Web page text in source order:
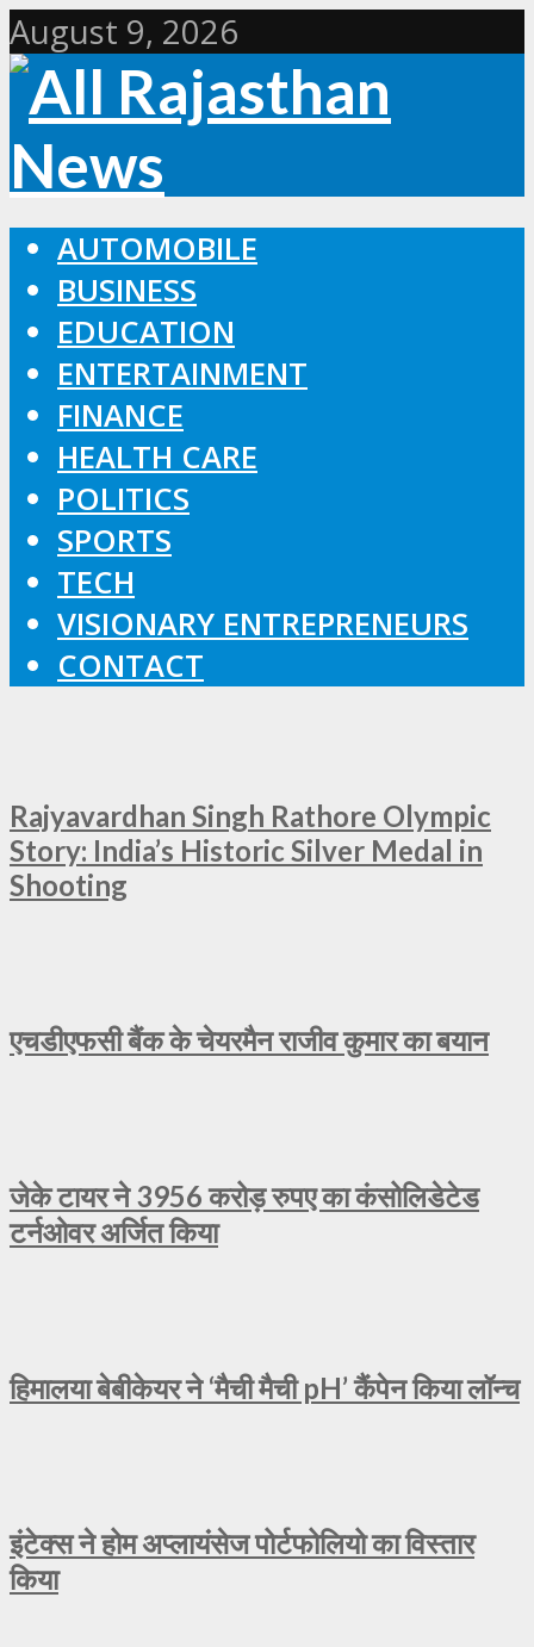
August 9, 2026
AUTOMOBILE
BUSINESS
EDUCATION
ENTERTAINMENT
FINANCE
HEALTH CARE
POLITICS
SPORTS
TECH
VISIONARY ENTREPRENEURS
CONTACT
Rajyavardhan Singh Rathore Olympic
Story: India’s Historic Silver Medal in
Shooting
एचडीएफसी बैंक के चेयरमैन राजीव कुमार का बयान
जेके टायर ने 3956 करोड़ रुपए का कंसोलिडेटेड
टर्नओवर अर्जित किया
हिमालया बेबीकेयर ने ‘मैची मैची pH’ कैंपेन किया लॉन्च
इंटेक्स ने होम अप्लायंसेज पोर्टफोलियो का विस्तार
किया